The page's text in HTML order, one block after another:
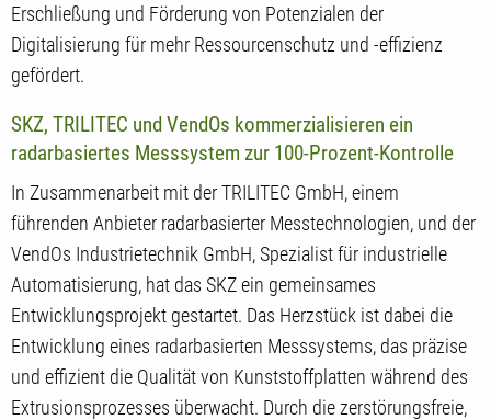
Erschließung und Förderung von Potenzialen der
Digitalisierung für mehr Ressourcenschutz und -effizienz
gefördert.
SKZ, TRILITEC und VendOs kommerzialisieren ein
radarbasiertes Messsystem zur 100-Prozent-Kontrolle
In Zusammenarbeit mit der TRILITEC GmbH, einem
führenden Anbieter radarbasierter Messtechnologien, und der
VendOs Industrietechnik GmbH, Spezialist für industrielle
Automatisierung, hat das SKZ ein gemeinsames
Entwicklungsprojekt gestartet. Das Herzstück ist dabei die
Entwicklung eines radarbasierten Messsystems, das präzise
und effizient die Qualität von Kunststoffplatten während des
Extrusionsprozesses überwacht. Durch die zerstörungsfreie,